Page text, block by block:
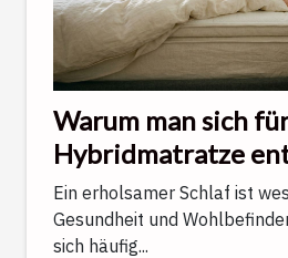
Warum man sich
Hybridmatratze
sollte, um optimal
Ein erholsamer Schlaf ist
Gesundheit und
sich häufig...